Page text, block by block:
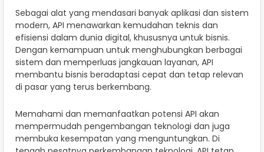
Sebagai alat yang mendasari banyak aplikasi dan sistem
modern, API menawarkan kemudahan teknis dan
efisiensi dalam dunia digital, khususnya untuk bisnis.
Dengan kemampuan untuk menghubungkan berbagai
sistem dan memperluas jangkauan layanan, API
membantu bisnis beradaptasi cepat dan tetap relevan
di pasar yang terus berkembang.
Memahami dan memanfaatkan potensi API akan
mempermudah pengembangan teknologi dan juga
membuka kesempatan yang menguntungkan. Di